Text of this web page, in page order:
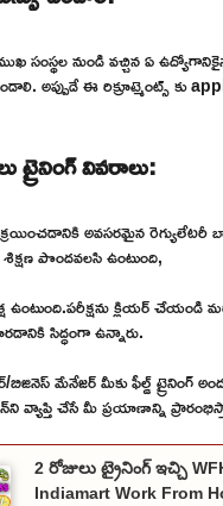
సంస్థల నుండి వచ్చిన ఏ
అప్పుడే ఈ రిక్రూట్మెంట్స్ కు
ట్రైనింగ్ వివరాలు:
అవసరమైన
పొందవలసి ఉంటుంది,
క్లియర్ చేయండి
సిద్ధంగా ఉన్నారు.
బిజినెస్ మేనేజర్ మీకు ఫీల్డ్ ట్రైనింగ్
వ్యాప్తి చేసే మీ ప్రయాణాన్ని
2 రోజులు ట్రైనింగ్ ఇచ్చి
Indiamart Work From